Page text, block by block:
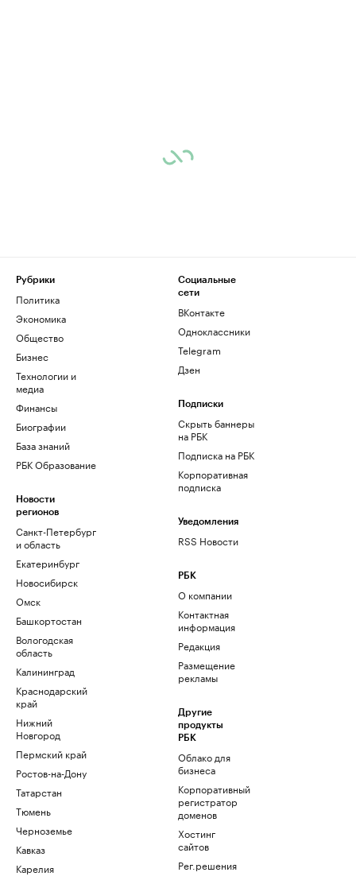
Рубрики
Политика
Экономика
Общество
Бизнес
Технологии и
медиа
Финансы
Биографии
База знаний
РБК Образование
Новости
регионов
Санкт-Петербург
и область
Екатеринбург
Новосибирск
Омск
Башкортостан
Вологодская
область
Калининград
Краснодарский
край
Нижний
Новгород
Пермский край
Ростов-на-Дону
Татарстан
Тюмень
Черноземье
Кавказ
Карелия
Социальные
сети
ВКонтакте
Одноклассники
Telegram
Дзен
Подписки
Скрыть баннеры
на РБК
Подписка на РБК
Корпоративная
подписка
Уведомления
RSS Новости
РБК
О компании
Контактная
информация
Редакция
Размещение
рекламы
Другие
продукты
РБК
Облако для
бизнеса
Корпоративный
регистратор
доменов
Хостинг
сайтов
Рег.решения